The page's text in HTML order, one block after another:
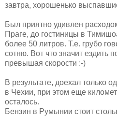
завтра, хорошенько
Был приятно удивлен
Праге, до гостиницы в
более 50 литров. Т.е. грубо
сотню. Вот что значит ездить
превышая скорости :-)
В результате, доехал только
в Чехии, при этом еще
осталось.
Бензин в Румынии стоит